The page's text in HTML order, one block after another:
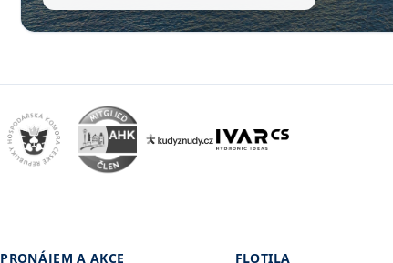
PRONÁJEM A AKCE FLOTILA